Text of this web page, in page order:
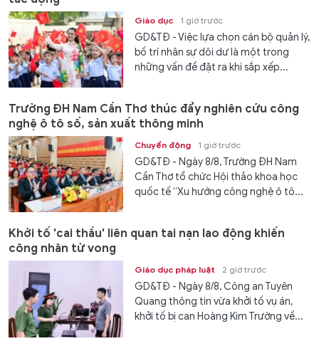
Giáo dục 1 giờ trước
GD&TĐ - Việc lựa chọn cán bộ quản lý,
bố trí nhân sự dôi dư là một trong
những vấn đề đặt ra khi sắp xếp...
Trường ĐH Nam Cần Thơ thúc đẩy nghiên cứu công
nghệ ô tô số, sản xuất thông minh
Chuyển động 1 giờ trước
GD&TĐ - Ngày 8/8, Trường ĐH Nam
Cần Thơ tổ chức Hội thảo khoa học
quốc tế “Xu hướng công nghệ ô tô...
Khởi tố 'cai thầu' liên quan tai nạn lao động khiến
công nhân tử vong
Giáo dục pháp luật 2 giờ trước
GD&TĐ - Ngày 8/8, Công an Tuyên
Quang thông tin vừa khởi tố vụ án,
khởi tố bị can Hoàng Kim Trường về...